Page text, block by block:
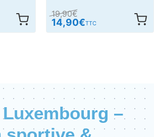
19,90€
14,90€TTC
–